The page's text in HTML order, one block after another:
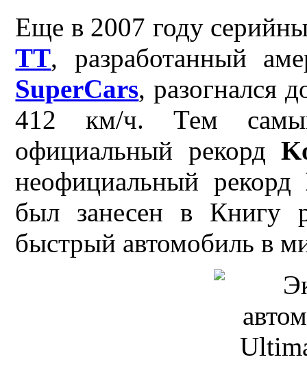
Еще в 2007 году
TT, разработанный
SuperCars, разогнался
412 км/ч. Тем
официальный рекорд
неофициальный рекорд
был занесен в Книгу
быстрый автомобиль в